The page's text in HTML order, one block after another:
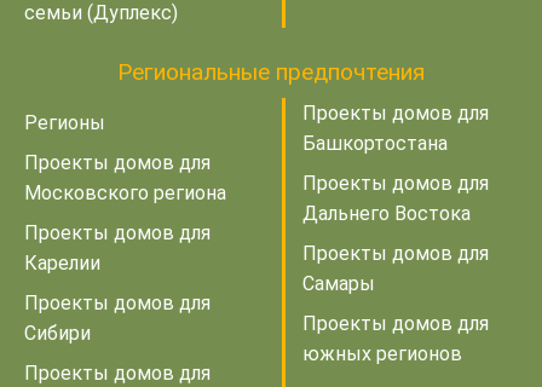
семьи (Дуплекс)
Региональные предпочтения
Регионы
Проекты домов для
Московского региона
Проекты домов для
Карелии
Проекты домов для
Сибири
Проекты домов для
Проекты домов для
Башкортостана
Проекты домов для
Дальнего Востока
Проекты домов для
Самары
Проекты домов для
южных регионов